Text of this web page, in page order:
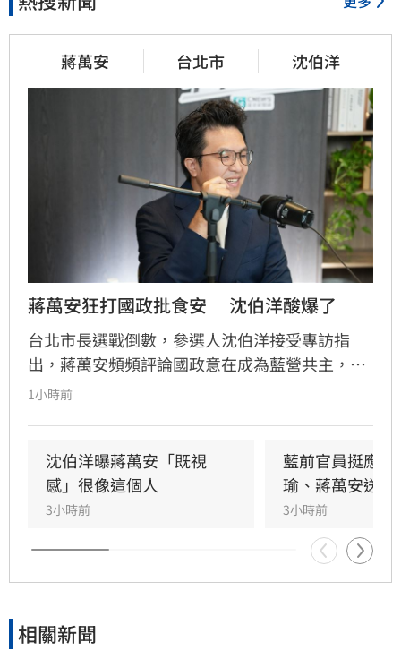
蔣萬安 台北市 沈伯洋
蔣萬安狂打國政批食安　 沈伯洋酸爆了
台北市長選戰倒數，參選人沈伯洋接受專訪指
出，蔣萬安頻頻評論國政意在成為藍營共主，更
質疑其拋出的食安議題劍指台中市長盧秀燕。沈
取過半選民認同，並分享訪美考察交通與都更的
寶貴經驗，展現務實治理態度，爭取台北市民支
持。
1小時前
沈伯洋曝蔣萬安「既視
感」很像這個人
3小時前
藍前官員挺應
瑜、蔣萬安送祝
3小時前
相關新聞